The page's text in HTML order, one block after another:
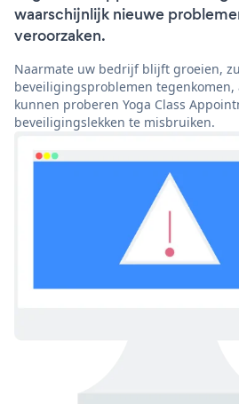
waarschijnlijk nieuwe
veroorzaken.
Naarmate uw bedrijf blijft groeien,
beveiligingsproblemen tegenkomen,
kunnen proberen Yoga Class
beveiligingslekken te misbruiken.